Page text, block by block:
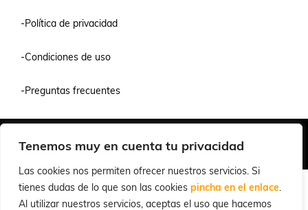
Tenemos muy en cuenta tu privacidad
Las cookies nos permiten ofrecer nuestros servicios. Si
tienes dudas de lo que son las cookies pincha en el enlace.
Al utilizar nuestros servicios, aceptas el uso que hacemos
-Política de privacidad
-Condiciones de uso
-Preguntas frecuentes
© 2026 Cuchillalia.com